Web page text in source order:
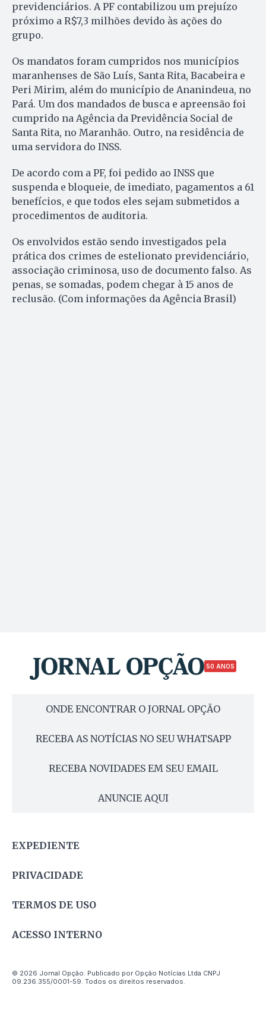
previdenciários. A PF contabilizou um prejuízo
próximo a R$7,3 milhões devido às ações do
grupo.
Os mandatos foram cumpridos nos municípios
maranhenses de São Luís, Santa Rita, Bacabeira e
Peri Mirim, além do município de Ananindeua, no
Pará. Um dos mandados de busca e apreensão foi
cumprido na Agência da Previdência Social de
Santa Rita, no Maranhão. Outro, na residência de
uma servidora do INSS.
De acordo com a PF, foi pedido ao INSS que
suspenda e bloqueie, de imediato, pagamentos a 61
benefícios, e que todos eles sejam submetidos a
procedimentos de auditoria.
Os envolvidos estão sendo investigados pela
prática dos crimes de estelionato previdenciário,
associação criminosa, uso de documento falso. As
penas, se somadas, podem chegar à 15 anos de
reclusão. (Com informações da Agência Brasil)
50 ANOS
ONDE ENCONTRAR O JORNAL OPÇÃO
RECEBA AS NOTÍCIAS NO SEU WHATSAPP
RECEBA NOVIDADES EM SEU EMAIL
ANUNCIE AQUI
EXPEDIENTE
PRIVACIDADE
TERMOS DE USO
ACESSO INTERNO
© 2026 Jornal Opção. Publicado por Opção Notícias Ltda CNPJ
09.236.355/0001-59. Todos os direitos reservados.